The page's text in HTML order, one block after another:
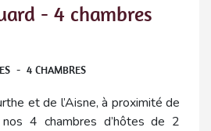
- 4 chambres
- 4 CHAMBRES
et de l’Aisne, à proximité de
4 chambres d’hôtes de 2